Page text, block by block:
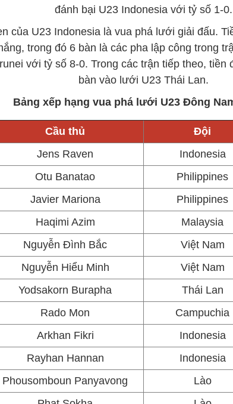
đánh bại U23 Indonesia với tỷ số 1-0.
của U23 Indonesia là vua phá lưới giải đấu.
trong đó 6 bàn là các pha lập công trong
với tỷ số 8-0. Trong các trận tiếp theo, tiền
bàn vào lưới U23 Thái Lan.
Bảng xếp hạng vua phá lưới U23 Đông
Cầu thủ Đội
Jens Raven Indonesia
Otu Banatao Philippines
Javier Mariona Philippines
Haqimi Azim Malaysia
Nguyễn Đình Bắc Việt Nam
Nguyễn Hiểu Minh Việt Nam
Yodsakorn Burapha Thái Lan
Rado Mon Campuchia
Arkhan Fikri Indonesia
Rayhan Hannan Indonesia
Phousomboun Panyavong Lào